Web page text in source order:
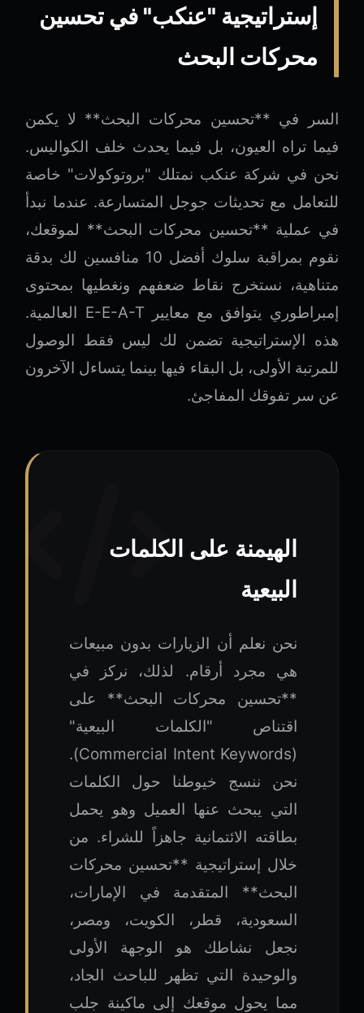
إستراتيجية "عنكب" في تحسين
محركات البحث
السر في **تحسين محركات البحث** لا يكمن
فيما تراه العيون، بل فيما يحدث خلف الكواليس.
نحن في شركة عنكب نمتلك "بروتوكولات" خاصة
للتعامل مع تحديثات جوجل المتسارعة. عندما نبدأ
في عملية **تحسين محركات البحث** لموقعك،
نقوم بمراقبة سلوك أفضل 10 منافسين لك بدقة
متناهية، نستخرج نقاط ضعفهم ونغطيها بمحتوى
إمبراطوري يتوافق مع معايير E-E-A-T العالمية.
هذه الإستراتيجية تضمن لك ليس فقط الوصول
للمرتبة الأولى، بل البقاء فيها بينما يتساءل الآخرون
عن سر تفوقك المفاجئ.
الهيمنة على الكلمات
البيعية
نحن نعلم أن الزيارات بدون مبيعات
هي مجرد أرقام. لذلك، نركز في
**تحسين محركات البحث** على
اقتناص "الكلمات البيعية"
(Commercial Intent Keywords).
نحن ننسج خيوطنا حول الكلمات
التي يبحث عنها العميل وهو يحمل
بطاقته الائتمانية جاهزاً للشراء. من
خلال إستراتيجية **تحسين محركات
البحث** المتقدمة في الإمارات،
السعودية، قطر، الكويت، ومصر،
نجعل نشاطك هو الوجهة الأولى
والوحيدة التي تظهر للباحث الجاد،
مما يحول موقعك إلى ماكينة جلب